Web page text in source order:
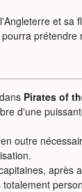
et sa
prétendre
Pirates of
d'une
outre
après